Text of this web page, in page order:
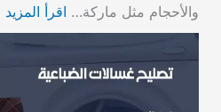
والأحجام مثل ماركة… اقرأ المزيد